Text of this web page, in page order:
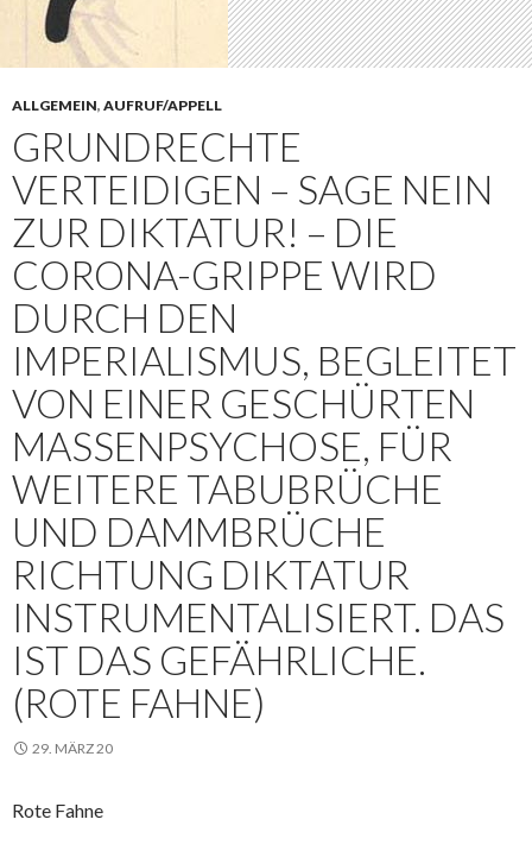
ALLGEMEIN, AUFRUF/APPELL
GRUNDRECHTE
VERTEIDIGEN – SAGE NEIN
ZUR DIKTATUR! – DIE
CORONA-GRIPPE WIRD
DURCH DEN
IMPERIALISMUS, BEGLEITET
VON EINER GESCHÜRTEN
MASSENPSYCHOSE, FÜR
WEITERE TABUBRÜCHE
UND DAMMBRÜCHE
RICHTUNG DIKTATUR
INSTRUMENTALISIERT. DAS
IST DAS GEFÄHRLICHE.
(ROTE FAHNE)
29. MÄRZ 20
Rote Fahne